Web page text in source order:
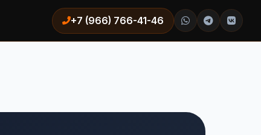
+7 (966) 766-41-46